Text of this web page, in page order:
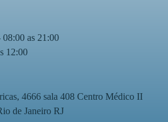
08:00 as 21:00
12:00
4666 sala 408 Centro Médico II
de Janeiro RJ